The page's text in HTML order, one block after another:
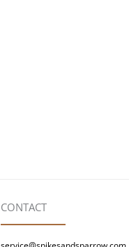
CONTACT